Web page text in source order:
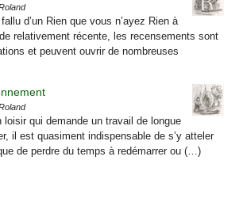
d’un Rien que vous n’ayez Rien à
relativement récente, les recensements sont
et peuvent ouvrir de nombreuses
loisir qui demande un travail de longue
il est quasiment indispensable de s’y atteler
de perdre du temps à redémarrer ou (…)